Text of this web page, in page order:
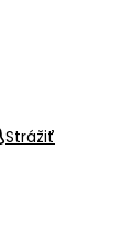
Strážiť